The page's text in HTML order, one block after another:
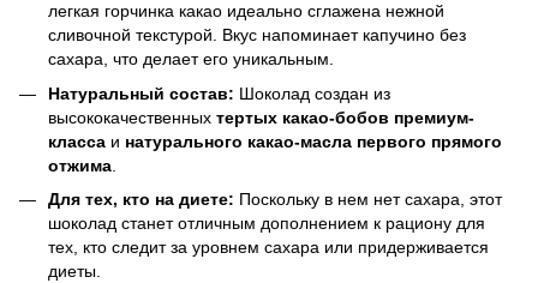
легкая горчинка какао идеально сглажена нежной
сливочной текстурой. Вкус напоминает капучино без
сахара, что делает его уникальным.
Натуральный состав: Шоколад создан из
высококачественных тертых какао-бобов премиум-
класса и натурального какао-масла первого прямого
отжима
Для тех, кто на диете: Поскольку в нем нет сахара, этот
шоколад станет отличным дополнением к рациону для
тех, кто следит за уровнем сахара или придерживается
диеты.